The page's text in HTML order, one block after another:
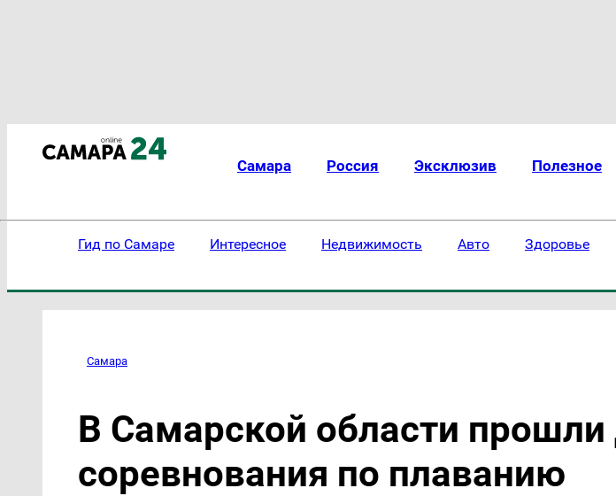
Самара Россия Эксклюзив Полезное
Гид по Самаре Интересное Недвижимость Авто Здоровье
Самара
В Самарской области прошли
соревнования по плаванию